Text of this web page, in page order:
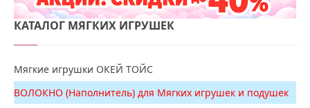
КАТАЛОГ МЯГКИХ ИГРУШЕК
Мягкие игрушки ОКЕЙ ТОЙС
ВОЛОКНО (Наполнитель) для Мягких игрушек и подушек